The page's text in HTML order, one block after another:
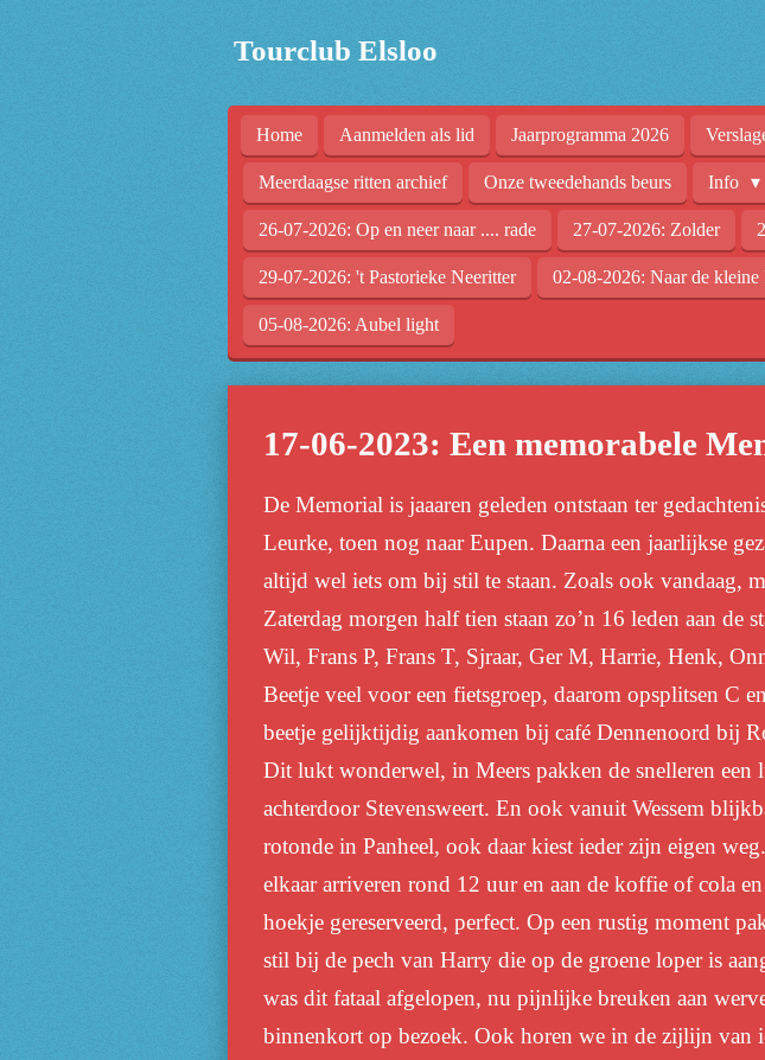
Tourclub Elsloo
Home Aanmelden als lid Jaarprogramma 2026
Meerdaagse ritten archief Onze tweedehands beurs Info
26-07-2026: Op en neer naar .... rade 27-07-2026: Zolder
29-07-2026: 't Pastorieke Neeritter 02-08-2026: Naar de kleine
05-08-2026: Aubel light
17-06-2023: Een memorabele
De Memorial is jaaaren geleden ontstaan ter
Leurke, toen nog naar Eupen. Daarna een jaarlijkse
altijd wel iets om bij stil te staan. Zoals ook vandaag,
Zaterdag morgen half tien staan zo’n 16 leden aan
Wil, Frans P, Frans T, Sjraar, Ger M, Harrie, Henk,
Beetje veel voor een fietsgroep, daarom opsplitsen C
beetje gelijktijdig aankomen bij café Dennenoord bij
Dit lukt wonderwel, in Meers pakken de snelleren een
achterdoor Stevensweert. En ook vanuit Wessem
rotonde in Panheel, ook daar kiest ieder zijn eigen
elkaar arriveren rond 12 uur en aan de koffie of cola
hoekje gereserveerd, perfect. Op een rustig moment
stil bij de pech van Harry die op de groene loper is
was dit fataal afgelopen, nu pijnlijke breuken aan
binnenkort op bezoek. Ook horen we in de zijlijn van